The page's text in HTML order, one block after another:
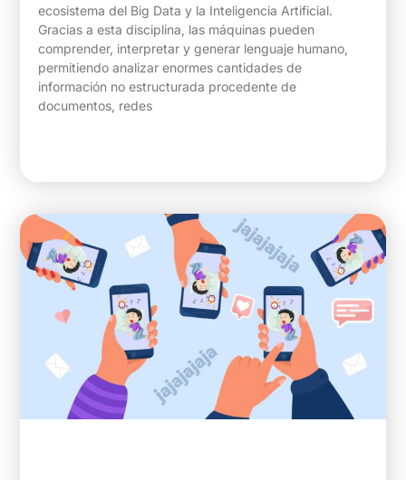
ecosistema del Big Data y la Inteligencia Artificial.
Gracias a esta disciplina, las máquinas pueden
comprender, interpretar y generar lenguaje humano,
permitiendo analizar enormes cantidades de
información no estructurada procedente de
documentos, redes